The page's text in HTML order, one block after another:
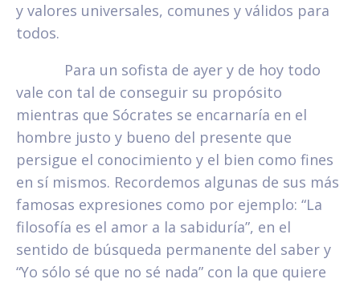
y valores universales, comunes y válidos para
todos.
Para un sofista de ayer y de hoy todo
vale con tal de conseguir su propósito
mientras que Sócrates se encarnaría en el
hombre justo y bueno del presente que
persigue el conocimiento y el bien como fines
en sí mismos. Recordemos algunas de sus más
famosas expresiones como por ejemplo: “La
filosofía es el amor a la sabiduría”, en el
sentido de búsqueda permanente del saber y
“Yo sólo sé que no sé nada” con la que quiere